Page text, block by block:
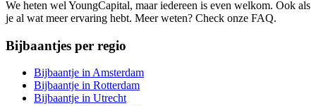
We heten wel YoungCapital, maar iedereen is even welkom. Ook als
je al wat meer ervaring hebt. Meer weten? Check onze FAQ.
Bijbaantjes per regio
Bijbaantje in Amsterdam
Bijbaantje in Rotterdam
Bijbaantje in Utrecht